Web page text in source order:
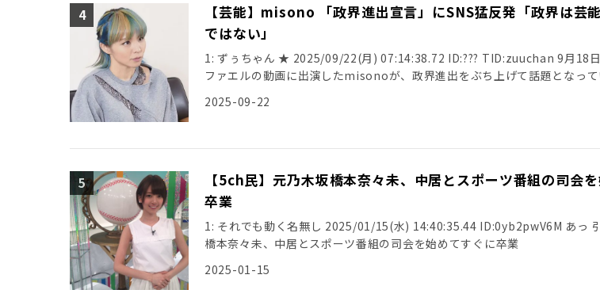
【芸能】misono 「政界進出宣言」にSNS猛反発「政界は芸
ではない」
1: ずぅちゃん ★ 2025/09/22(月) 07:14:38.72 ID:??? TID:zuuchan 9月18
ファエルの動画に出演したmisonoが、政界進出をぶち上げて話題となっ
2025-09-22
【5ch民】元乃木坂橋本奈々未、中居とスポーツ番組の司会
卒業
1: それでも動く名無し 2025/01/15(水) 14:40:35.44 ID:0yb2pwV6M あっ
橋本奈々未、中居とスポーツ番組の司会を始めてすぐに卒業
2025-01-15